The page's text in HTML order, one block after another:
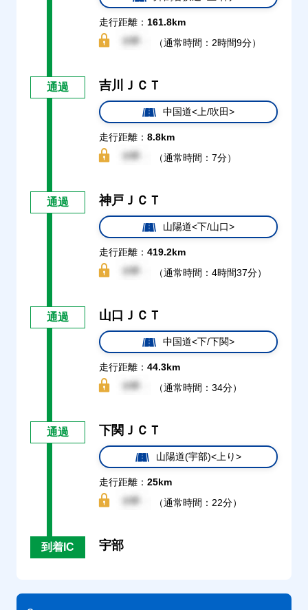
走行距離： 161.8km
（通常時間：2時間9分）
通過 吉川ＪＣＴ
中国道<上/吹田>
走行距離： 8.8km
（通常時間：7分）
通過 神戸ＪＣＴ
山陽道<下/山口>
走行距離： 419.2km
（通常時間：4時間37分）
通過 山口ＪＣＴ
中国道<下/下関>
走行距離： 44.3km
（通常時間：34分）
通過 下関ＪＣＴ
山陽道(宇部)<上り>
走行距離： 25km
（通常時間：22分）
到着IC 宇部